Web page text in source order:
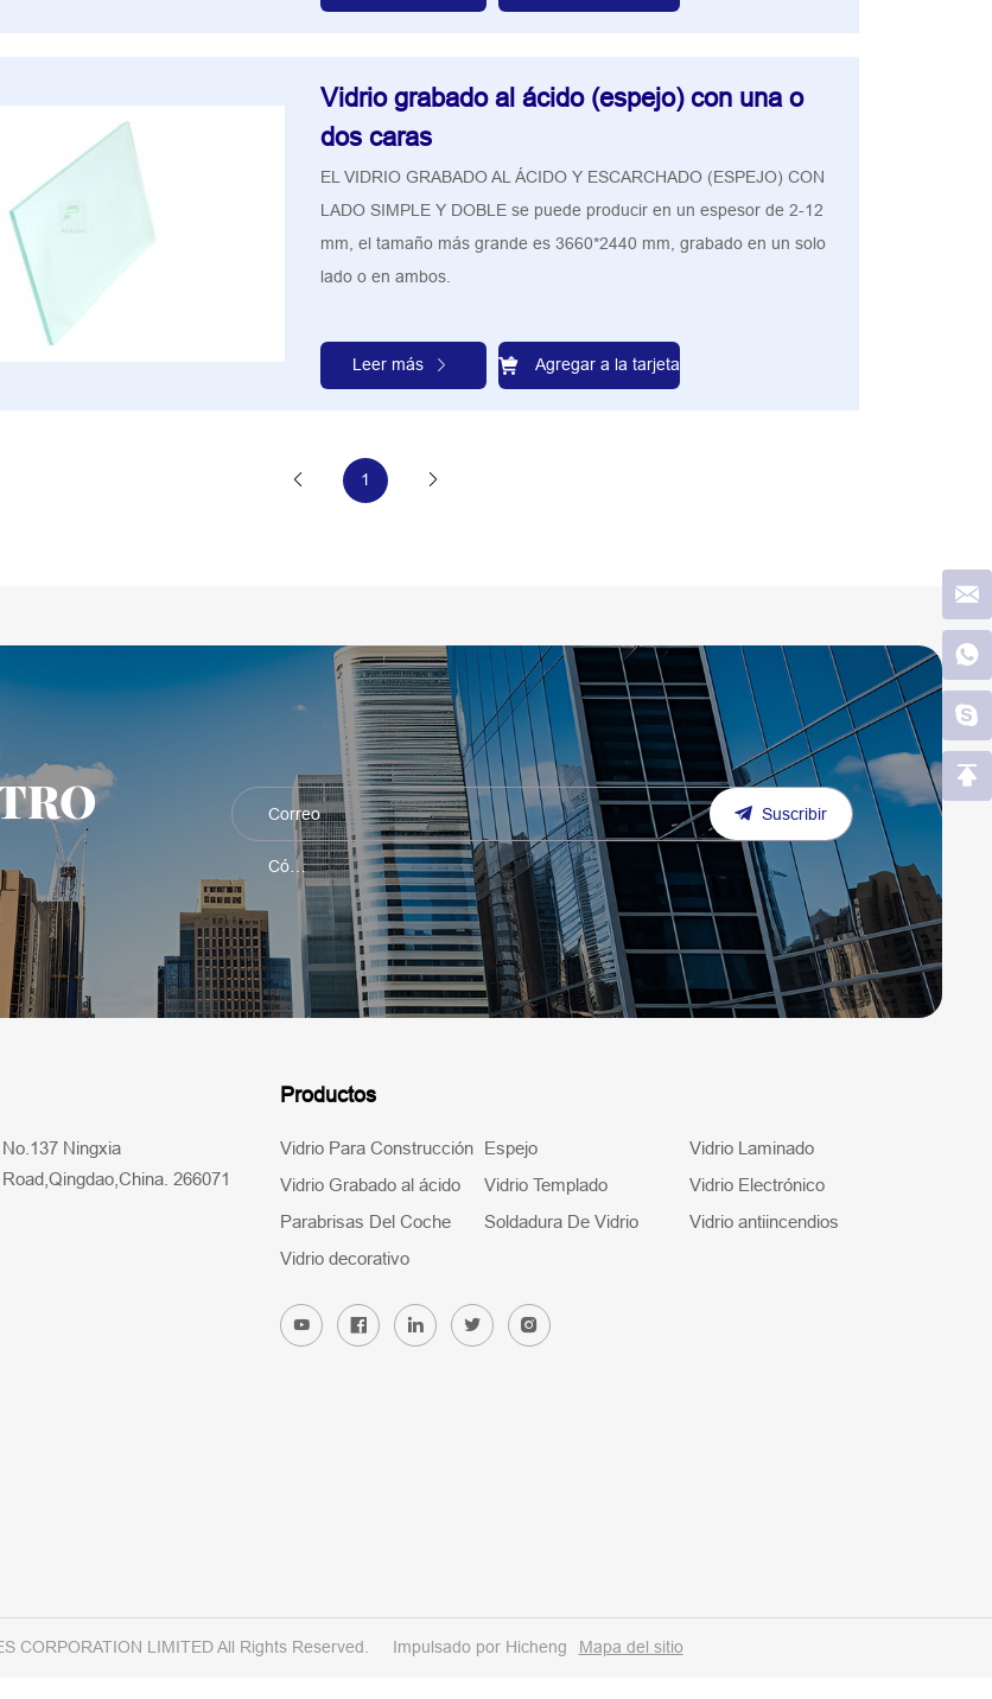
Vidrio grabado al ácido (espejo) con una o
dos caras
EL VIDRIO GRABADO AL ÁCIDO Y ESCARCHADO (ESPEJO) CON
LADO SIMPLE Y DOBLE se puede producir en un espesor de 2-12
mm, el tamaño más grande es 3660*2440 mm, grabado en un solo
lado o en ambos.
Leer más Agregar a la tarjeta
1
Suscribir
No.137 Ningxia
Road,Qingdao,China. 266071
Productos
Vidrio Para Construcción Espejo
Vidrio Laminado
Vidrio Grabado al ácido
Vidrio Templado
Vidrio Electrónico
Parabrisas Del Coche
Soldadura De Vidrio
Vidrio antiincendios
Vidrio decorativo
CORPORATION LIMITED All Rights Reserved. Impulsado por Hicheng Mapa del sitio